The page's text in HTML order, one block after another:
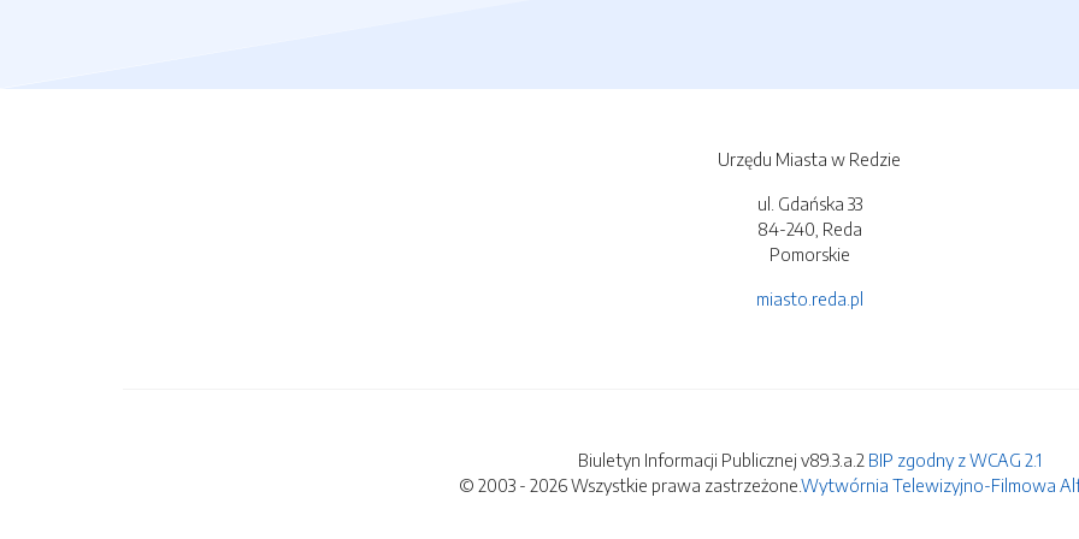
Urzędu Miasta w Redzie
ul. Gdańska 33
84-240, Reda
Pomorskie
miasto.reda.pl
Biuletyn Informacji Publicznej v89.3.a.2 BIP zgodny z WCAG 2.1
© 2003 - 2026 Wszystkie prawa zastrzeżone.Wytwórnia Telewizyjno-Filmowa